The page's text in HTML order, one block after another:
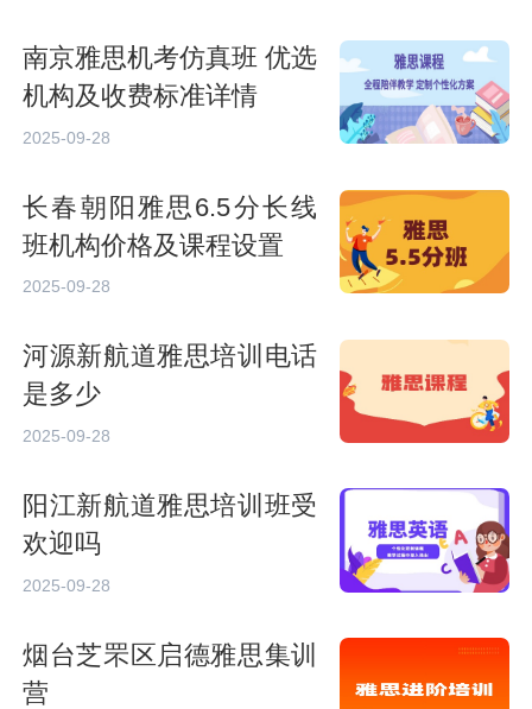
南京雅思机考仿真班 优选
机构及收费标准详情
2025-09-28
长春朝阳雅思6.5分长线
班机构价格及课程设置
2025-09-28
河源新航道雅思培训电话
是多少
2025-09-28
阳江新航道雅思培训班受
欢迎吗
2025-09-28
烟台芝罘区启德雅思集训
营